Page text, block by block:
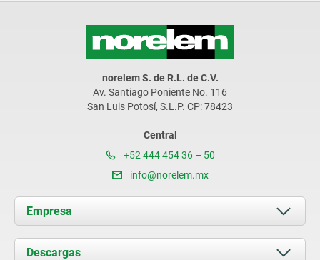
norelem S. de R.L. de C.V.
Av. Santiago Poniente No. 116
San Luis Potosí, S.L.P. CP: 78423
Central
+52 444 454 36 – 50
info@norelem.mx
Empresa
Acerca de nosotros
Descargas